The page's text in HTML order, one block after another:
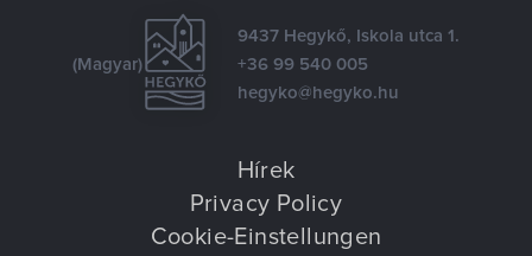
(Magyar)
9437 Hegykő, Iskola utca 1.
+36 99 540 005
hegyko@hegyko.hu
Hírek
Privacy Policy
Cookie-Einstellungen